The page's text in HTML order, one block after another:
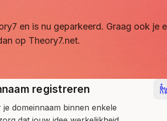
en is nu geparkeerd. Graag ook je
op Theory7.net.
registreren
je domeinnaam binnen enkele